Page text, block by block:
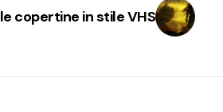
copertine in stile VHS